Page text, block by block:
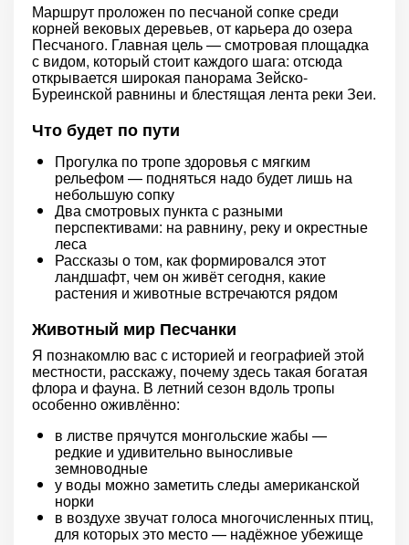
Маршрут проложен по песчаной сопке среди
корней вековых деревьев, от карьера до озера
Песчаного. Главная цель — смотровая площадка
с видом, который стоит каждого шага: отсюда
открывается широкая панорама Зейско-
Буреинской равнины и блестящая лента реки Зеи.
Что будет по пути
Прогулка по тропе здоровья с мягким
рельефом — подняться надо будет лишь на
небольшую сопку
Два смотровых пункта с разными
перспективами: на равнину, реку и окрестные
леса
Рассказы о том, как формировался этот
ландшафт, чем он живёт сегодня, какие
растения и животные встречаются рядом
Животный мир Песчанки
Я познакомлю вас с историей и географией этой
местности, расскажу, почему здесь такая богатая
флора и фауна. В летний сезон вдоль тропы
особенно оживлённо:
в листве прячутся монгольские жабы —
редкие и удивительно выносливые
земноводные
у воды можно заметить следы американской
норки
в воздухе звучат голоса многочисленных птиц,
для которых это место — надёжное убежище